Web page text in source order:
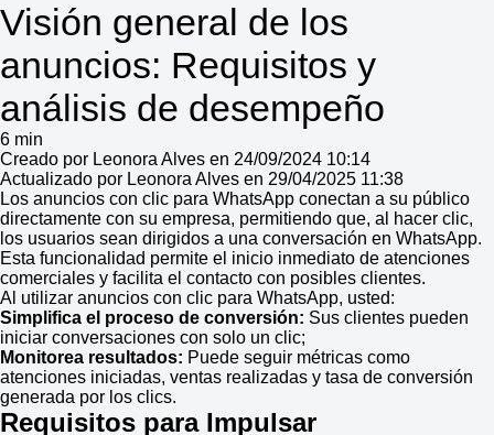
Visión general de los
anuncios: Requisitos y
análisis de desempeño
6 min
Creado por Leonora Alves en 24/09/2024 10:14
Actualizado por Leonora Alves en 29/04/2025 11:38
Los anuncios con clic para WhatsApp conectan a su público
directamente con su empresa, permitiendo que, al hacer clic,
los usuarios sean dirigidos a una conversación en WhatsApp.
Esta funcionalidad permite el inicio inmediato de atenciones
comerciales y facilita el contacto con posibles clientes.
Al utilizar anuncios con clic para WhatsApp, usted:
Simplifica el proceso de conversión: Sus clientes pueden
iniciar conversaciones con solo un clic;
Monitorea resultados: Puede seguir métricas como
atenciones iniciadas, ventas realizadas y tasa de conversión
generada por los clics.
Requisitos para Impulsar